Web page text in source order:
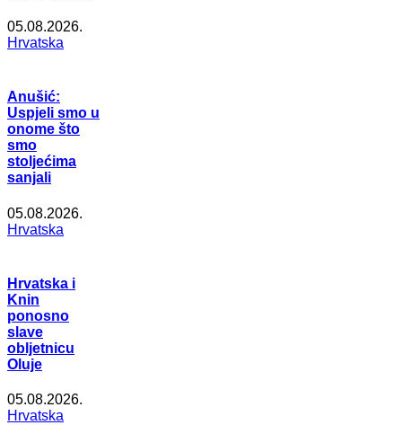
05.08.2026.
Hrvatska
Anušić:
Uspjeli smo u
onome što
smo
stoljećima
sanjali
05.08.2026.
Hrvatska
Hrvatska i
Knin
ponosno
slave
obljetnicu
Oluje
05.08.2026.
Hrvatska